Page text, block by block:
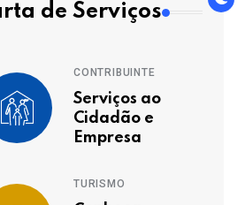
de Serviços
CONTRIBUINTE
Serviços ao
Cidadão e
Empresa
TURISMO